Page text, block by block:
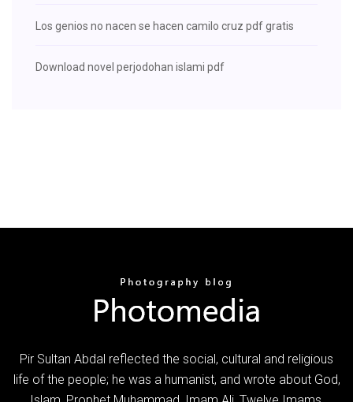
Los genios no nacen se hacen camilo cruz pdf gratis
Download novel perjodohan islami pdf
Pir Sultan Abdal reflected the social, cultural and religious
life of the people; he was a humanist, and wrote about God,